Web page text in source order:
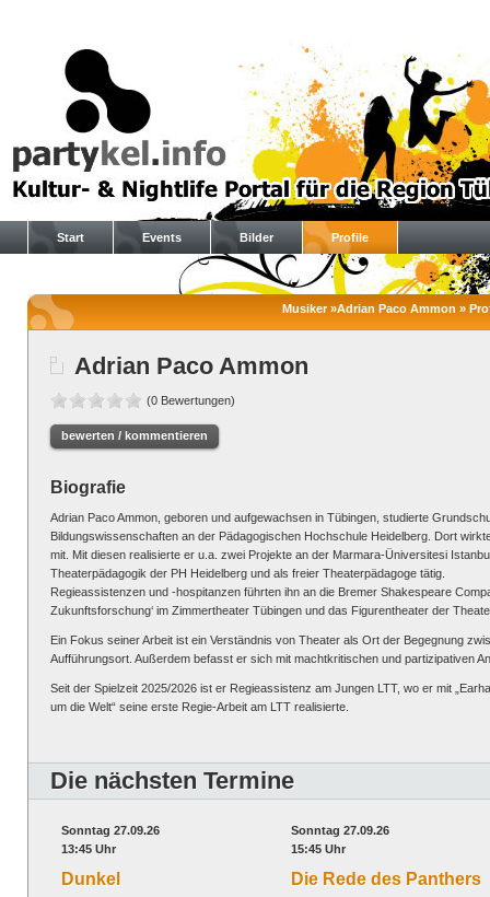
Start Events Bilder Profile
Musiker »Adrian Paco Ammon »
Adrian Paco Ammon
(0 Bewertungen)
bewerten / kommentieren
Biografie
Adrian Paco Ammon, geboren und aufgewachsen in Tübingen, studierte
Bildungswissenschaften an der Pädagogischen Hochschule Heidelberg. Dort
mit. Mit diesen realisierte er u.a. zwei Projekte an der Marmara-Üniversitesi
Theaterpädagogik der PH Heidelberg und als freier Theaterpädagoge tätig.
Regieassistenzen und -hospitanzen führten ihn an die Bremer Shakespeare
Zukunftsforschung‘ im Zimmertheater Tübingen und das Figurentheater der
Ein Fokus seiner Arbeit ist ein Verständnis von Theater als Ort der Begegnung
Aufführungsort. Außerdem befasst er sich mit machtkritischen und partizipativen
Seit der Spielzeit 2025/2026 ist er Regieassistenz am Jungen LTT, wo er mit
um die Welt“ seine erste Regie-Arbeit am LTT realisierte.
Die nächsten Termine
Sonntag 27.09.26
13:45 Uhr
Dunkel
Sonntag 27.09.26
15:45 Uhr
Die Rede des Panthers